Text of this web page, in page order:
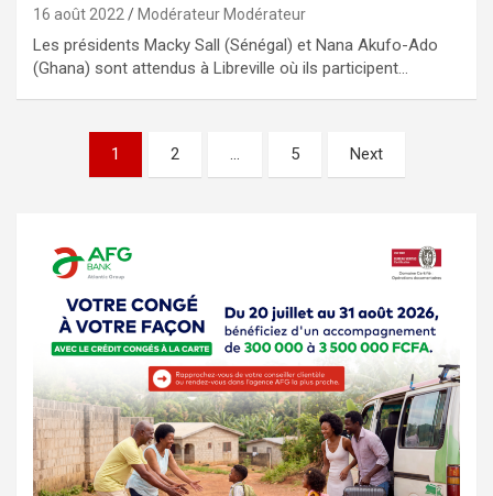
16 août 2022 Modérateur Modérateur
Les présidents Macky Sall (Sénégal) et Nana Akufo-Ado
(Ghana) sont attendus à Libreville où ils participent…
Pagination
1 2 … 5 Next